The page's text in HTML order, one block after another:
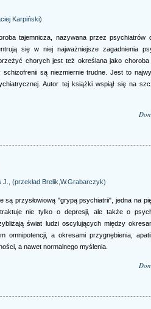
Karpiński)
tajemnicza, nazywana przez psychiatrów
się w niej najważniejsze zagadnienia
chorych jest też określana jako
schizofrenii są niezmiernie trudne. Jest to
Autor tej książki wspiął się na
J., (przekład Brelik,W.Grabarczyk)
są przysłowiową "grypą psychiatrii", jedna na
nie tylko o depresji, ale także o
świat ludzi oscylujących między
omnipotencji, a okresami przygnębienia,
a nawet normalnego myślenia.